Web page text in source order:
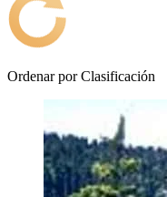
Ordenar por Clasificación